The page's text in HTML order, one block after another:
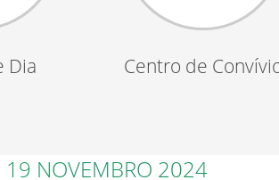
Dia Centro de
19 NOVEMBRO 2024